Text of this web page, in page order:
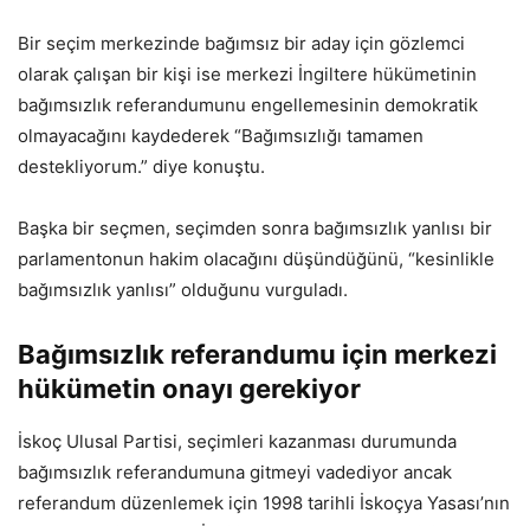
Bir seçim merkezinde bağımsız bir aday için gözlemci
olarak çalışan bir kişi ise merkezi İngiltere hükümetinin
bağımsızlık referandumunu engellemesinin demokratik
olmayacağını kaydederek “Bağımsızlığı tamamen
destekliyorum.” diye konuştu.
Başka bir seçmen, seçimden sonra bağımsızlık yanlısı bir
parlamentonun hakim olacağını düşündüğünü, “kesinlikle
bağımsızlık yanlısı” olduğunu vurguladı.
Bağımsızlık referandumu için merkezi
hükümetin onayı gerekiyor
İskoç Ulusal Partisi, seçimleri kazanması durumunda
bağımsızlık referandumuna gitmeyi vadediyor ancak
referandum düzenlemek için 1998 tarihli İskoçya Yasası’nın